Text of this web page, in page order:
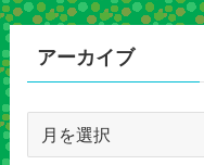
アーカイブ